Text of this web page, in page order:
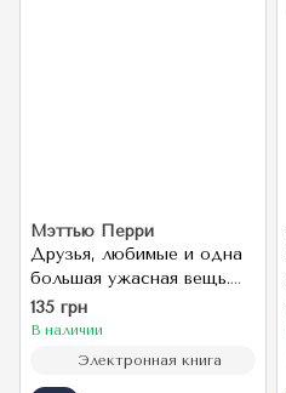
Мэттью Перри
Друзья, любимые и одна
большая ужасная вещь.
Автобиография
135 грн
В наличии
Электронная книга